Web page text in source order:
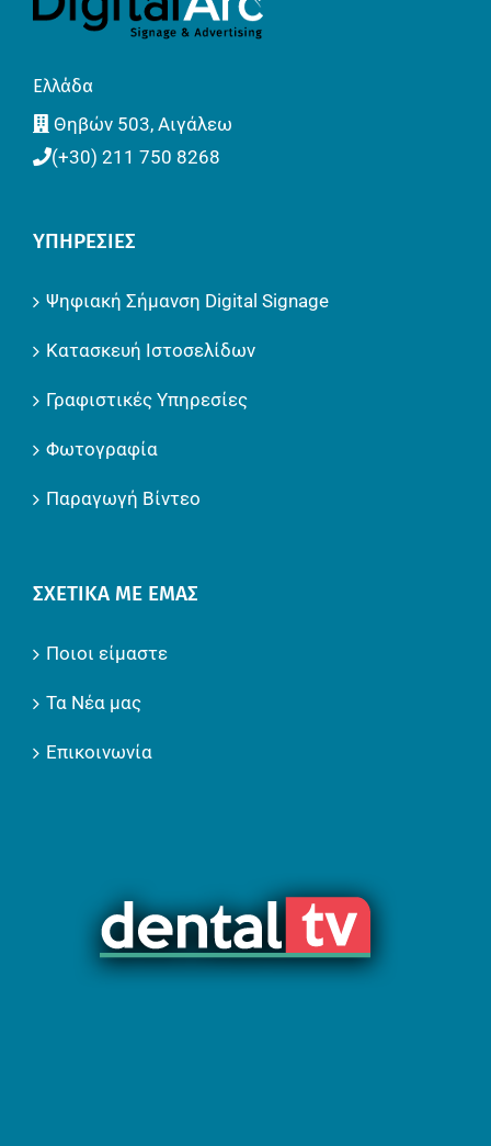
Ελλάδα
Θηβών 503, Αιγάλεω
(+30) 211 750 8268
ΥΠΗΡΕΣΊΕΣ
Ψηφιακή Σήμανση Digital Signage
Κατασκευή Ιστοσελίδων
Γραφιστικές Υπηρεσίες
Φωτογραφία
Παραγωγή Βίντεο
ΣΧΕΤΙΚΆ ΜΕ ΕΜΆΣ
Ποιοι είμαστε
Τα Νέα μας
Επικοινωνία